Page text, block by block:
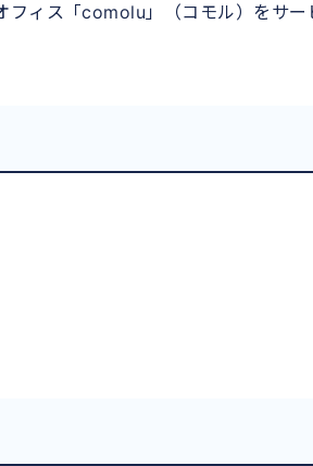
ィス「comolu」（コモル）をサー